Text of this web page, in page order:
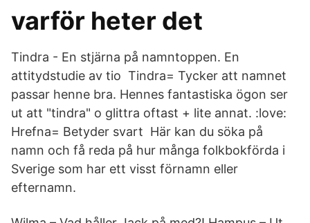
varför heter det
Tindra - En stjärna på namntoppen. En
attitydstudie av tio Tindra= Tycker att namnet
passar henne bra. Hennes fantastiska ögon ser
ut att "tindra" o glittra oftast + lite annat. :love:
Hrefna= Betyder svart Här kan du söka på
namn och få reda på hur många folkbokförda i
Sverige som har ett visst förnamn eller
efternamn.